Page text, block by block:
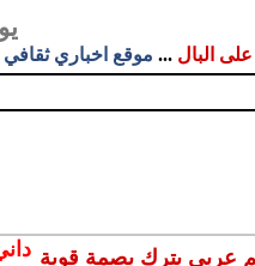
على البال ... موقع اخباري
عربي يترك بصمة قوية